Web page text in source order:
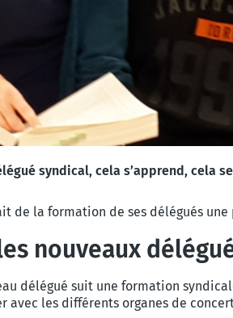
syndical, cela s’apprend, cela
de la formation de ses délégués
nouveaux
délégué suit une formation
avec les différents organes de